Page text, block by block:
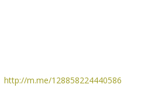
http://m.me/128858224440586